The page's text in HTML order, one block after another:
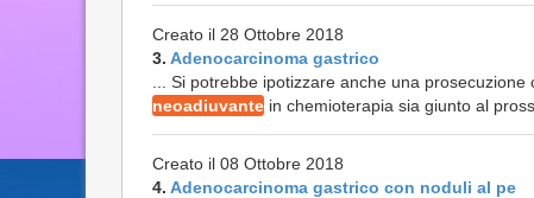
Creato il 28 Ottobre 2018
3. Adenocarcinoma gastrico
... Si potrebbe ipotizzare anche una
neoadiuvante in chemioterapia sia giunto al
Creato il 08 Ottobre 2018
4. Adenocarcinoma gastrico con noduli al pe